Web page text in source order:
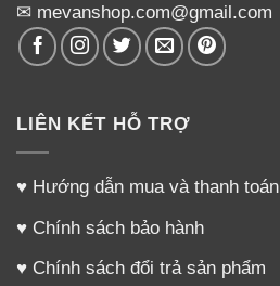
✉ mevanshop.com@gmail.com
LIÊN KẾT HỖ TRỢ
♥ Hướng dẫn mua và thanh toán
♥ Chính sách bảo hành
♥ Chính sách đổi trả sản phẩm